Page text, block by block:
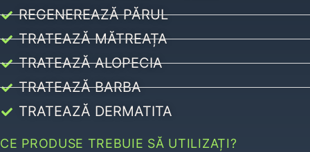
REGENEREAZĂ PĂRUL
TRATEAZĂ MĂTREAȚA
TRATEAZĂ ALOPECIA
TRATEAZĂ BARBA
TRATEAZĂ DERMATITA
CE PRODUSE TREBUIE SĂ UTILIZAȚI?